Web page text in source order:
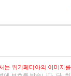
는 위키페디아의 이미지